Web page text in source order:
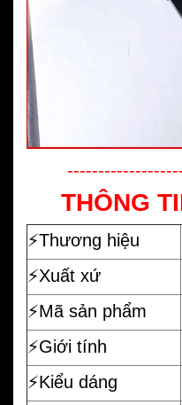
THÔNG
⚡️Thương hiệu
⚡️Xuất xứ
⚡️Mã sản phẩm
⚡️Giới tính
⚡️Kiểu dáng